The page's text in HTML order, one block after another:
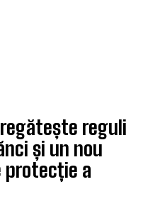
reguli
și un nou
protecție a